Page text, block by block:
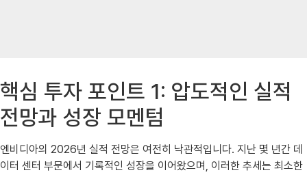
핵심 투자 포인트 1: 압도적인 실적
전망과 성장 모멘텀
엔비디아의 2026년 실적 전망은 여전히 낙관적입니다. 지난 몇 년간 데
이터 센터 부문에서 기록적인 성장을 이어왔으며, 이러한 추세는 최소한